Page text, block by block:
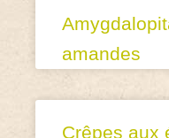
amandes
Crêpes aux